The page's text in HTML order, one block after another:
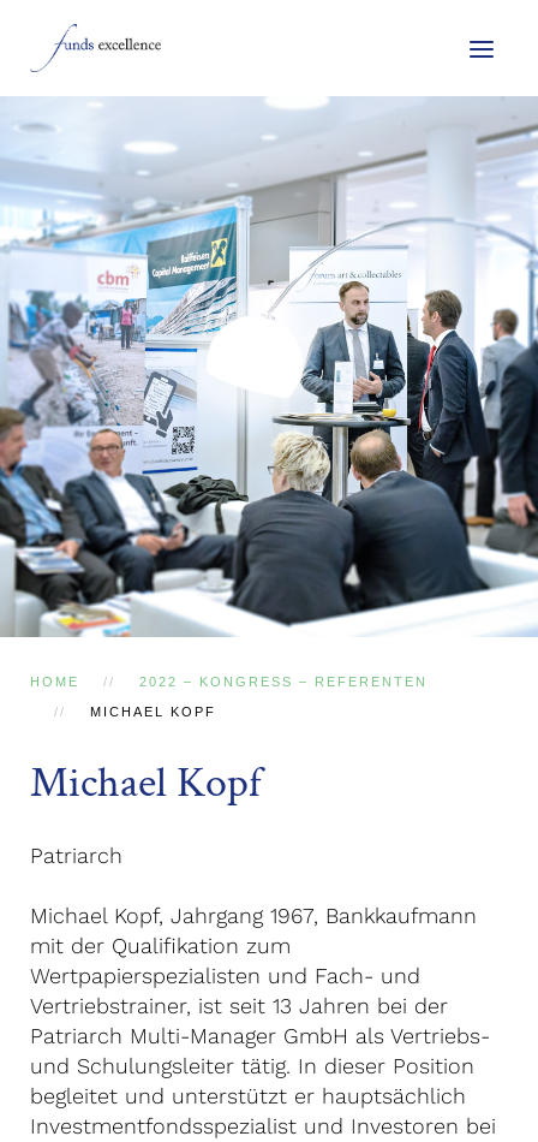
HOME 2022 – KONGRESS – REFERENTEN
MICHAEL KOPF
Michael Kopf
Patriarch
Michael Kopf, Jahrgang 1967, Bankkaufmann
mit der Qualifikation zum
Wertpapierspezialisten und Fach- und
Vertriebstrainer, ist seit 13 Jahren bei der
Patriarch Multi-Manager GmbH als Vertriebs-
und Schulungsleiter tätig. In dieser Position
begleitet und unterstützt er hauptsächlich
Investmentfondsspezialist und Investoren bei